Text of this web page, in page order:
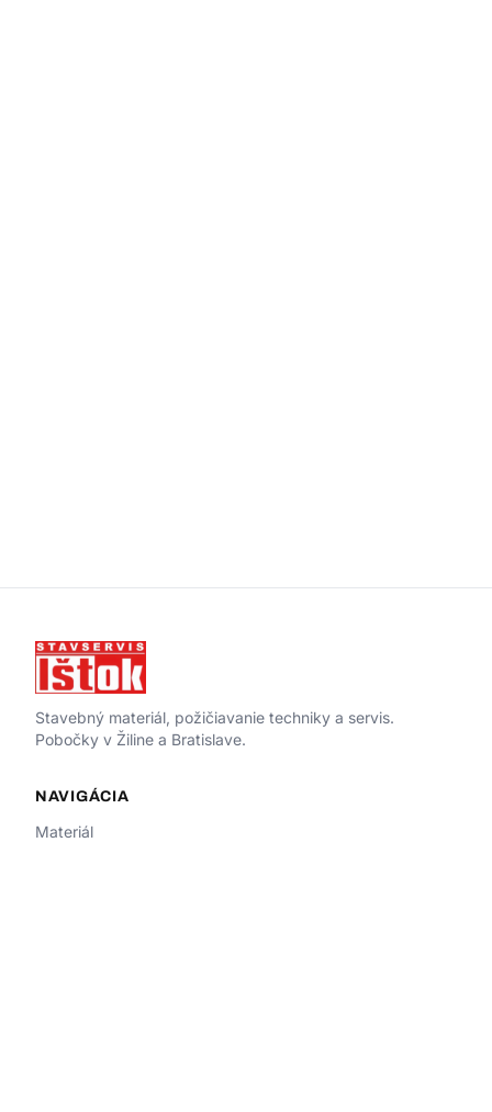
Stavebný materiál, požičiavanie techniky a servis.
Pobočky v Žiline a Bratislave.
NAVIGÁCIA
Materiál